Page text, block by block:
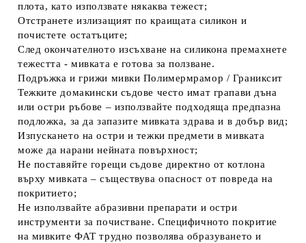
плота, като използвате някаква тежест;
Отстранете излизащият по краищата силикон и
почистете остатъците;
След окончателното изсъхване на силикона премахнете
тежестта - мивката е готова за ползване.
Подръжка и грижи мивки Полимермрамор / Граниксит
Тежките домакински съдове често имат грапави дъна
или остри ръбове – използвайте подходяща предпазна
подложка, за да запазите мивката здрава и в добър вид;
Изпускането на остри и тежки предмети в мивката
може да нарани нейната повърхност;
Не поставяйте горещи съдове директно от котлона
върху мивката – съществува опасност от повреда на
покритието;
Не използвайте абразивни препарати и остри
инструменти за почистване. Специфичното покритие
на мивките ФАТ трудно позволява образуването и